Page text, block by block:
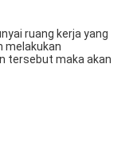
ruang kerja yang
melakukan
tersebut maka akan